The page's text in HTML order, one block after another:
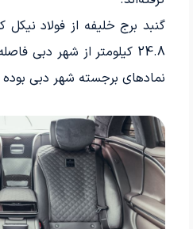
گنبد برج خلیفه از فولاد
24.8 کیلومتر از شهر دبی
نمادهای برجسته شهر دبی